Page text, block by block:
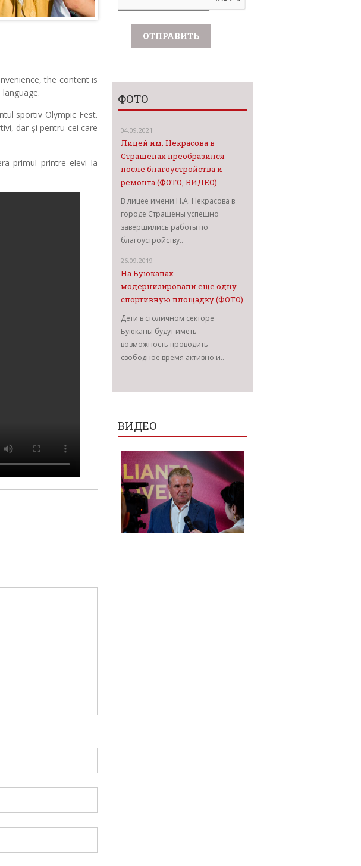
the content is
sportiv Olympic Fest.
dar şi pentru cei care
primul printre elevi la
ФОТО
04.09.2021
Лицей им. Некрасова в
Страшенах преобразился
после благоустройства и
ремонта (ФОТО, ВИДЕО)
В лицее имени Н.А. Некрасова в
городе Страшены успешно
завершились работы по
благоустройству..
26.09.2019
На Буюканах
модернизировали еще одну
спортивную площадку (ФОТО)
Дети в столичном секторе
Буюканы будут иметь
возможность проводить
свободное время активно и..
ВИДЕО